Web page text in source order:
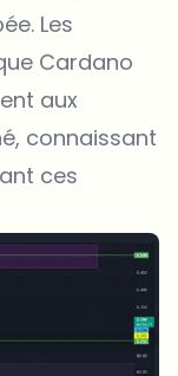
Les
Cardano
aux
connaissant
ces